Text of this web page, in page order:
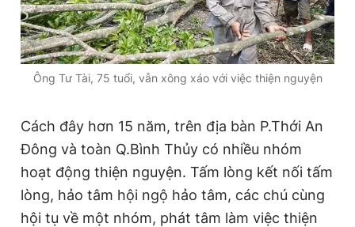
Ông Tư Tài, 75 tuổi, vẫn xông xáo với việc thiện nguyện
Cách đây hơn 15 năm, trên địa bàn P.Thới An
Đông và toàn Q.Bình Thủy có nhiều nhóm
hoạt động thiện nguyện. Tấm lòng kết nối tấm
lòng, hảo tâm hội ngộ hảo tâm, các chú cùng
hội tụ về một nhóm, phát tâm làm việc thiện